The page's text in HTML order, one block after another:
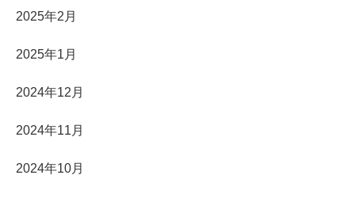
2025年2月
2025年1月
2024年12月
2024年11月
2024年10月